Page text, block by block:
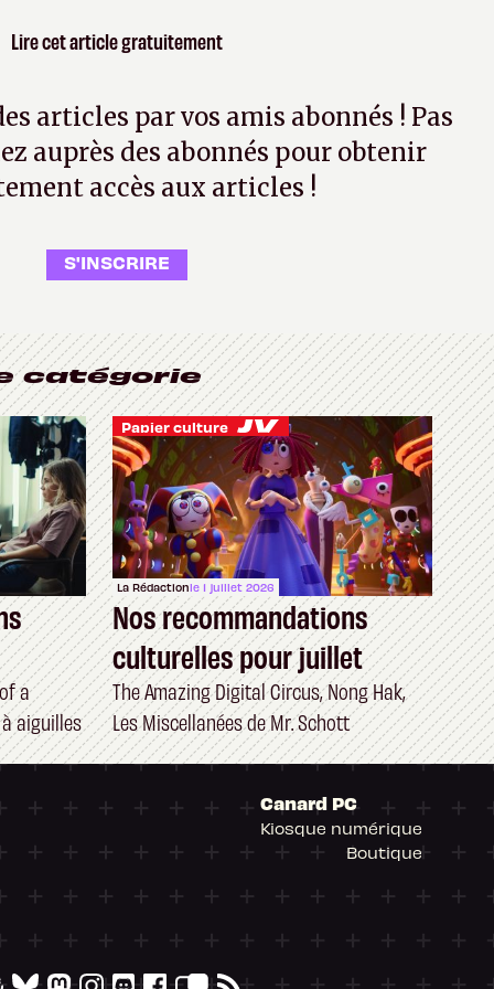
Lire cet article gratuitement
articles par vos amis abonnés ! Pas
auprès des abonnés pour obtenir
accès aux articles !
S'INSCRIRE
catégorie
a
aiguilles
Papier culture
La Rédactionle 1 juillet 2026
Nos recommandations
culturelles pour juillet
The Amazing Digital Circus, Nong Hak,
Les Miscellanées de Mr. Schott
Canard PC
Kiosque numérique
Boutique
la conformité avec les